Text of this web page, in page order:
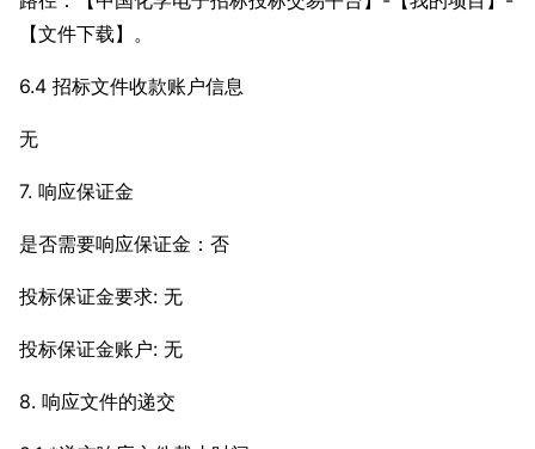
【文件下载】。
6.4 招标文件收款账户信息
无
7. 响应保证金
是否需要响应保证金：否
投标保证金要求: 无
投标保证金账户: 无
8. 响应文件的递交